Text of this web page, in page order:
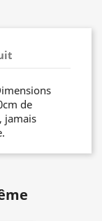
de
jamais